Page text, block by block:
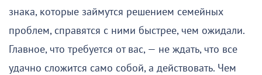
знака, которые займутся решением семейных
проблем, справятся с ними быстрее, чем ожидали.
Главное, что требуется от вас, — не ждать, что все
удачно сложится само собой, а действовать. Чем